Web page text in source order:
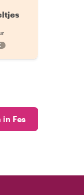
in Fes